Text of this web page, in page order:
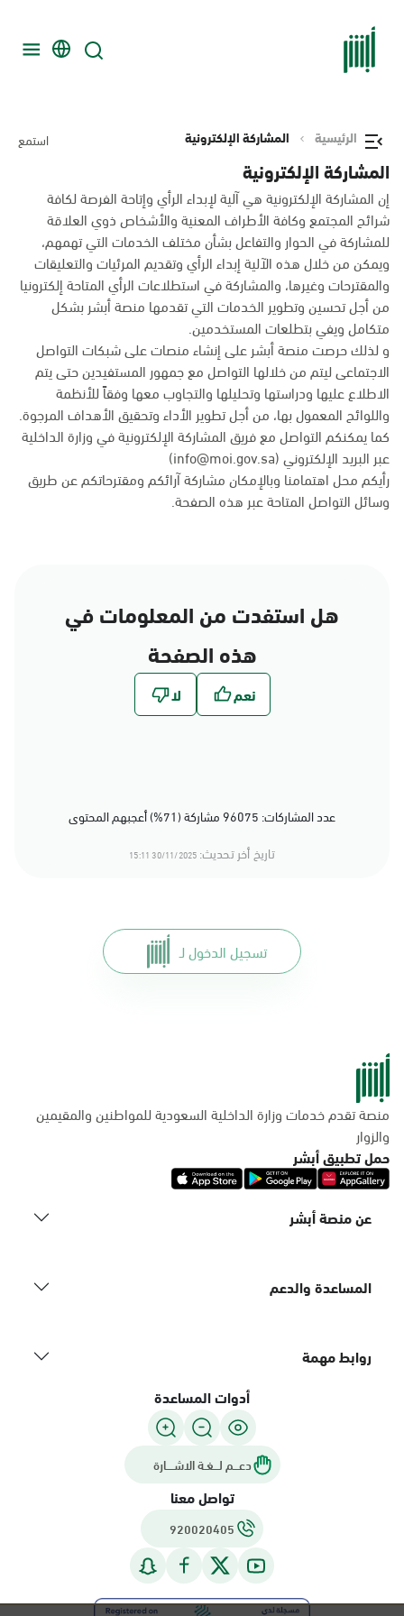
الرئيسية المشاركة الإلكترونية استمع
المشاركة الإلكترونية
إن المشاركة الإلكترونية هي آلية لإبداء الرأي وإتاحة الفرصة لكافة
شرائح المجتمع وكافة الأطراف المعنية والأشخاص ذوي العلاقة
للمشاركة في الحوار والتفاعل بشأن مختلف الخدمات التي تهمهم،
ويمكن من خلال هذه الآلية إبداء الرأي وتقديم المرئيات والتعليقات
والمقترحات وغيرها، والمشاركة في استطلاعات الرأي المتاحة إلكترونيا
من أجل تحسين وتطوير الخدمات التي تقدمها منصة أبشر بشكل
متكامل ويفي بتطلعات المستخدمين.
و لذلك حرصت منصة أبشر على إنشاء منصات على شبكات التواصل
الاجتماعى ليتم من خلالها التواصل مع جمهور المستفيدين حتى يتم
الاطلاع عليها ودراستها وتحليلها والتجاوب معها وفقاً للأنظمة
واللوائح المعمول بها، من أجل تطوير الأداء وتحقيق الأهداف المرجوة.
كما يمكنكم التواصل مع فريق المشاركة الإلكترونية في وزارة الداخلية
عبر البريد الإلكتروني (info@moi.gov.sa)
رأيكم محل اهتمامنا وبالإمكان مشاركة آرائكم ومقترحاتكم عن طريق
وسائل التواصل المتاحة عبر هذه الصفحة.
هل استفدت من المعلومات في
هذه الصفحة
عدد المشاركات: 96075 مشاركة (71%) أعجبهم المحتوى
تاريخ أخر تحديث: 30/11/2025 15:11
تسجيل الدخول لـ
منصة تقدم خدمات وزارة الداخلية السعودية للمواطنين والمقيمين
والزوار
حمل تطبيق أبشر
عن منصة أبشر
المساعدة والدعم
روابط مهمة
أدوات المساعدة
دعـــم لـــغـة الاشــــارة
تواصل معنا
920020405